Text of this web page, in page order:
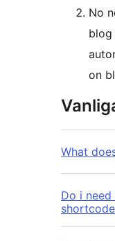
No
blog
on
What
Do i